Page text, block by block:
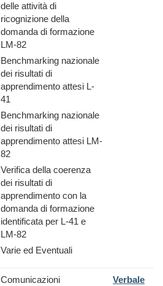
delle attività di
ricognizione della
domanda di formazione
LM-82
Benchmarking nazionale
dei risultati di
apprendimento attesi L-
41
Benchmarking nazionale
dei risultati di
apprendimento attesi LM-
82
Verifica della coerenza
dei risultati di
apprendimento con la
domanda di formazione
identificata per L-41 e
LM-82
Varie ed Eventuali
Comunicazioni
Verbale